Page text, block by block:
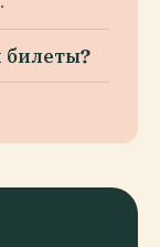
билеты?